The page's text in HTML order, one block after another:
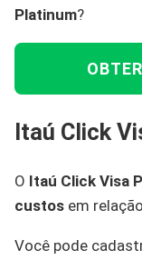
Platinum?
Itaú Click
O Itaú Click Visa
custos em
Você pode